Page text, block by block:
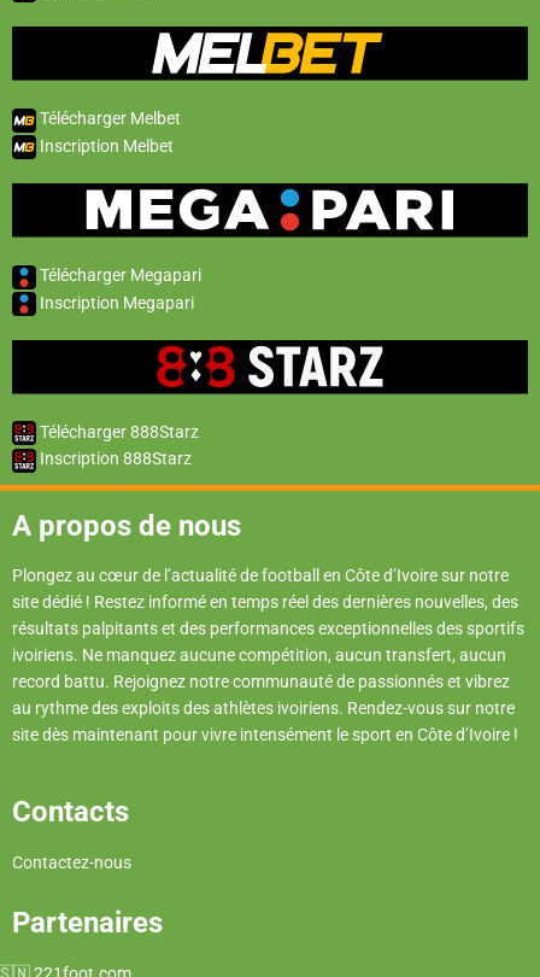
Télécharger Melbet
Inscription Melbet
Télécharger Megapari
Inscription Megapari
Télécharger 888Starz
Inscription 888Starz
A propos de nous
Plongez au cœur de l’actualité de football en Côte d’Ivoire sur notre
site dédié ! Restez informé en temps réel des dernières nouvelles, des
résultats palpitants et des performances exceptionnelles des sportifs
ivoiriens. Ne manquez aucune compétition, aucun transfert, aucun
record battu. Rejoignez notre communauté de passionnés et vibrez
au rythme des exploits des athlètes ivoiriens. Rendez-vous sur notre
site dès maintenant pour vivre intensément le sport en Côte d’Ivoire !
Contacts
Contactez-nous
Partenaires
221foot.com